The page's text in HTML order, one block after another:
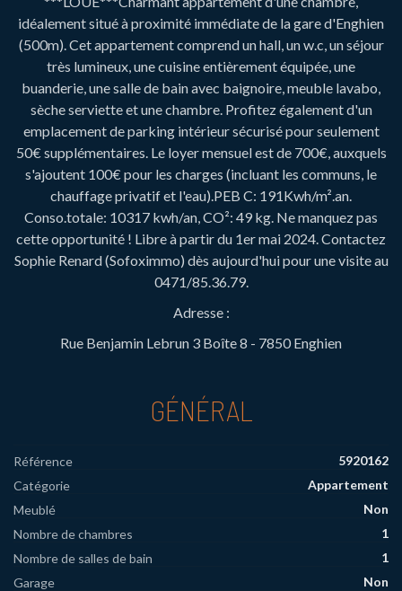
idéalement situé à proximité immédiate de la gare d'Enghien
(500m). Cet appartement comprend un hall, un w.c, un séjour
très lumineux, une cuisine entièrement équipée, une
buanderie, une salle de bain avec baignoire, meuble lavabo,
sèche serviette et une chambre. Profitez également d'un
emplacement de parking intérieur sécurisé pour seulement
50€ supplémentaires. Le loyer mensuel est de 700€, auxquels
s'ajoutent 100€ pour les charges (incluant les communs, le
chauffage privatif et l'eau).PEB C: 191Kwh/m².an.
Conso.totale: 10317 kwh/an, CO²: 49 kg. Ne manquez pas
cette opportunité ! Libre à partir du 1er mai 2024. Contactez
Sophie Renard (Sofoximmo) dès aujourd'hui pour une visite au
0471/85.36.79.
Adresse :
Rue Benjamin Lebrun 3 Boîte 8 - 7850 Enghien
GÉNÉRAL
Référence
5920162
Catégorie
Appartement
Meublé
Non
Nombre de chambres
1
Nombre de salles de bain
1
Garage
Non